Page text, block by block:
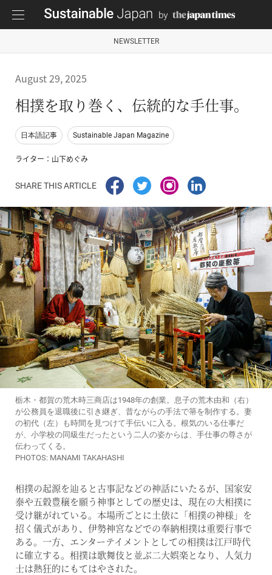
NEWSLETTER
August 29, 2025
相撲を取り巻く、伝統的な手仕事。
日本語記事 Sustainable Japan Magazine
ライター：山下めぐみ
SHARE THIS ARTICLE
栃木・都賀の荒木時三商店は1948年の創業。息子の荒木由和（右）
が公務員を退職後に引き継ぎ、昔ながらの手法で箒を制作する。妻
の初代（左）も時間を見つけて手伝いに入る。根気のいる仕事だ
が、小学校の同級生だったという二人の姿からは、手仕事の尊さが
伝わってくる。
PHOTOS: MANAMI TAKAHASHI
相撲の起源を辿ると古事記などの神話にいたるが、国家安
泰や五穀豊穣を願う神事としての歴史は、現在の大相撲に
受け継がれている。本場所ごとに土俵に「相撲の神様」を
招く儀式があり、伊勢神宮などでの奉納相撲は重要行事で
ある。一方、エンターテイメントとしての相撲は江戸時代
に確立する。相撲は歌舞伎と並ぶ二大娯楽となり、人気力
士は熱狂的にもてはやされた。